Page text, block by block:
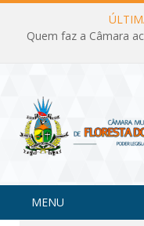
Quem faz a Câmara
MENU